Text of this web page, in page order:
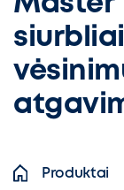
Produktai